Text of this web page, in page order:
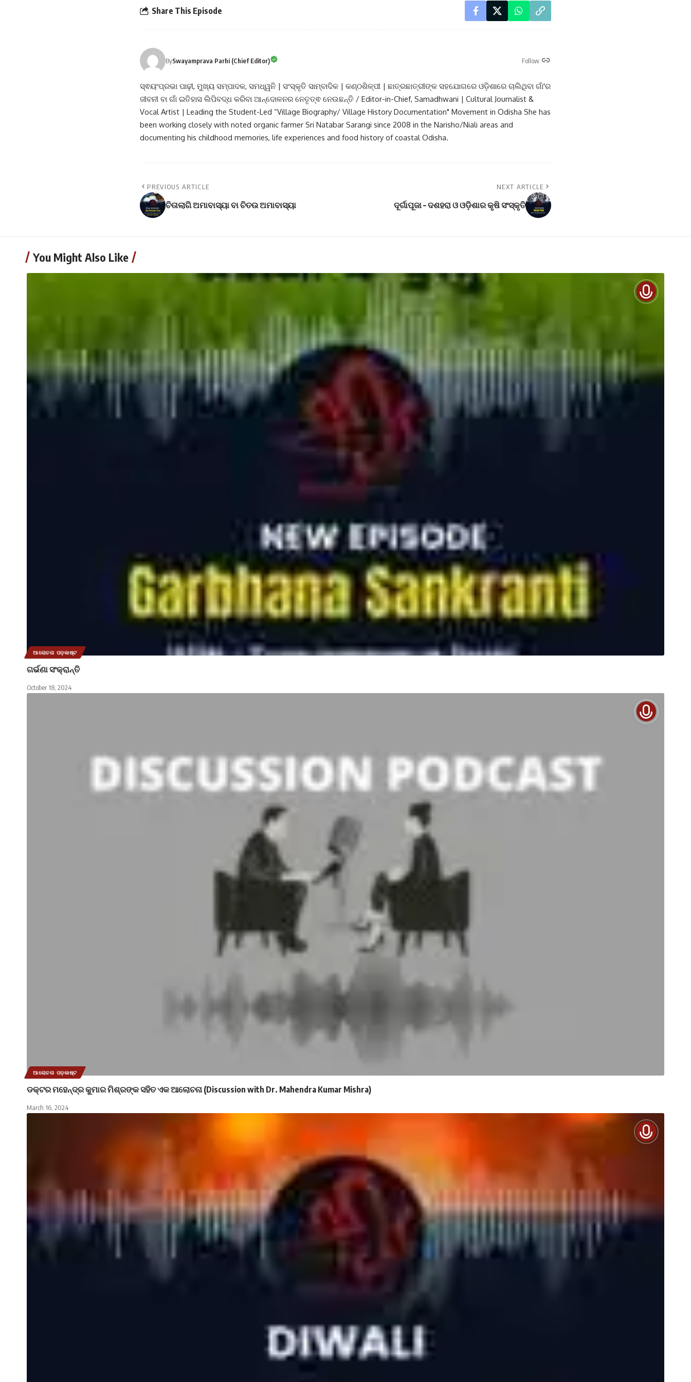
Share This Episode
BySwayamprava Parhi (Chief Editor) Follow:
ସ୍ଵୟଂପ୍ରଭା ପାଢ଼ୀ, ମୁଖ୍ୟ ସମ୍ପାଦକ, ସମଧ୍ୱନି | ସଂସ୍କୃତି ସାମ୍ବାଦିକ | କଣ୍ଠଶିଳ୍ପୀ | ଛାତ୍ରଛାତ୍ରୀଙ୍କ ସହଯୋଗରେ ଓଡ଼ିଶାରେ ଚାଲିଥିବା ଗାଁ'ର
ଜୀବନୀ ବା ଗାଁ ଇତିହାସ ଲିପିବଦ୍ଧ କରିବା ଆନ୍ଦୋଳନର ନେତୃତ୍ଵ ନେଉଛନ୍ତି / Editor-in-Chief, Samadhwani | Cultural Journalist &
Vocal Artist | Leading the Student-Led “Village Biography/ Village History Documentation" Movement in Odisha She has
been working closely with noted organic farmer Sri Natabar Sarangi since 2008 in the Narisho/Niali areas and
documenting his childhood memories, life experiences and food history of coastal Odisha.
PREVIOUS ARTICLE
ଚିତାଲାଗି ଅମାବାସ୍ୟା ବା ଚିତଉ ଅମାବାସ୍ୟା
NEXT ARTICLE
ଦୂର୍ଗାପୂଜା – ଦଶହରା ଓ ଓଡ଼ିଶାର କୃଷି ସଂସ୍କୃତି
You Might Also Like
ଆଲୋଚନା ପଡ଼କାଷ୍ଟ
ଗର୍ଭଣା ସଂକ୍ରାନ୍ତି
October 18, 2024
ଆଲୋଚନା ପଡ଼କାଷ୍ଟ
ଡକ୍ଟର ମହେନ୍ଦ୍ର କୁମାର ମିଶ୍ରଙ୍କ ସହିତ ଏକ ଆଲୋଚନା (Discussion with Dr. Mahendra Kumar Mishra)
March 16, 2024